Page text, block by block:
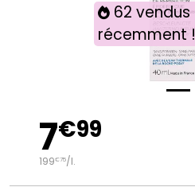
62 vendus
récemment !
7€99
199€75/l.